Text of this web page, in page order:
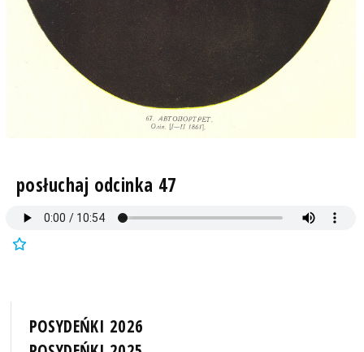
posłuchaj odcinka 47
POSYDEŃKI 2026